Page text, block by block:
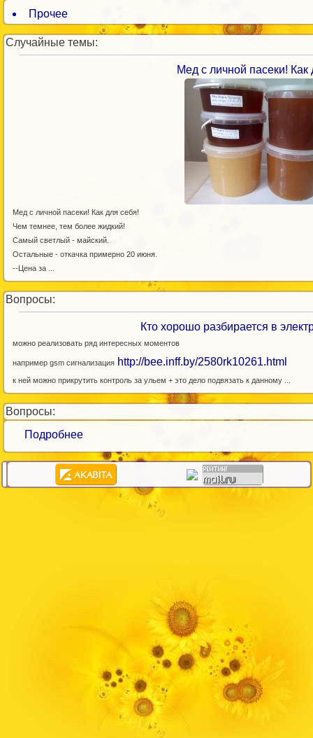
Прочее
Случайные темы:
Мед с личной пасеки! Как
Мед с личной пасеки! Как для себя!
Чем темнее, тем более жидкий!
Самый светлый - майский.
Остальные - откачка примерно 20 июня.
--Цена за ...
Вопросы:
Кто хорошо разбирается в
можно реализовать ряд интересных моментов
например gsm сигнализация http://bee.inff.by/2580rk10261.html
к ней можно прикрутить контроль за ульем + это дело подвязать к данному ...
Вопросы:
Подробнее